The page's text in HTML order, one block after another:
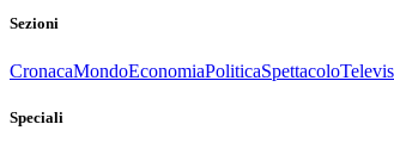
Sezioni
CronacaMondoEconomiaPoliticaSpettacolo
Speciali